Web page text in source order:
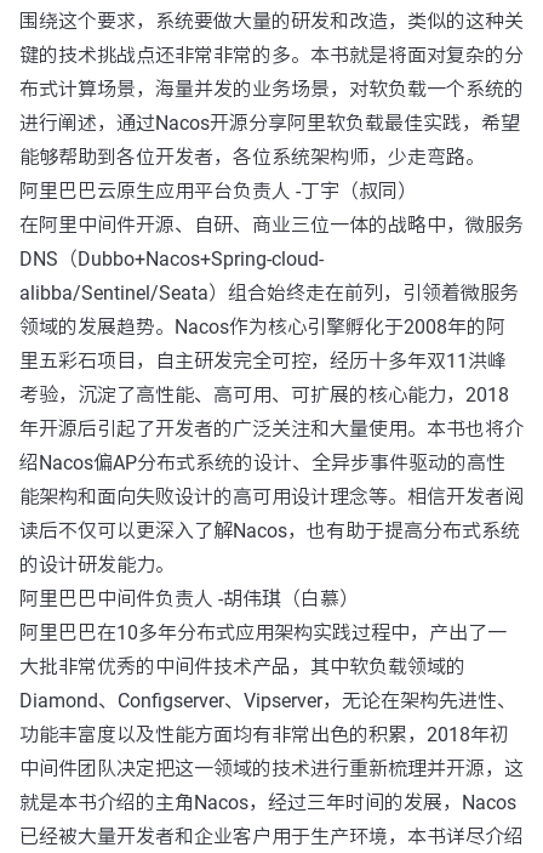
围绕这个要求，系统要做大量的研发和改造，类似的这种关
键的技术挑战点还非常非常的多。本书就是将面对复杂的分
布式计算场景，海量并发的业务场景，对软负载一个系统的
进行阐述，通过Nacos开源分享阿里软负载最佳实践，希望
能够帮助到各位开发者，各位系统架构师，少走弯路。
阿里巴巴云原生应用平台负责人 -丁宇（叔同）
在阿里中间件开源、自研、商业三位一体的战略中，微服务
DNS（Dubbo+Nacos+Spring-cloud-
alibba/Sentinel/Seata）组合始终走在前列，引领着微服务
领域的发展趋势。Nacos作为核心引擎孵化于2008年的阿
里五彩石项目，自主研发完全可控，经历十多年双11洪峰
考验，沉淀了高性能、高可用、可扩展的核心能力，2018
年开源后引起了开发者的广泛关注和大量使用。本书也将介
绍Nacos偏AP分布式系统的设计、全异步事件驱动的高性
能架构和面向失败设计的高可用设计理念等。相信开发者阅
读后不仅可以更深入了解Nacos，也有助于提高分布式系统
的设计研发能力。
阿里巴巴中间件负责人 -胡伟琪（白慕）
阿里巴巴在10多年分布式应用架构实践过程中，产出了一
大批非常优秀的中间件技术产品，其中软负载领域的
Diamond、Configserver、Vipserver，无论在架构先进性、
功能丰富度以及性能方面均有非常出色的积累，2018年初
中间件团队决定把这一领域的技术进行重新梳理并开源，这
就是本书介绍的主角Nacos，经过三年时间的发展，Nacos
已经被大量开发者和企业客户用于生产环境，本书详尽介绍